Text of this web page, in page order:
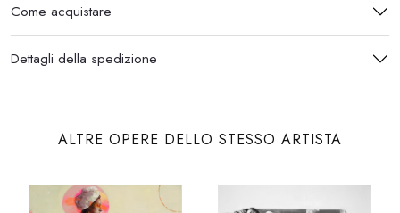
Come acquistare
Dettagli della spedizione
ALTRE OPERE DELLO STESSO ARTISTA